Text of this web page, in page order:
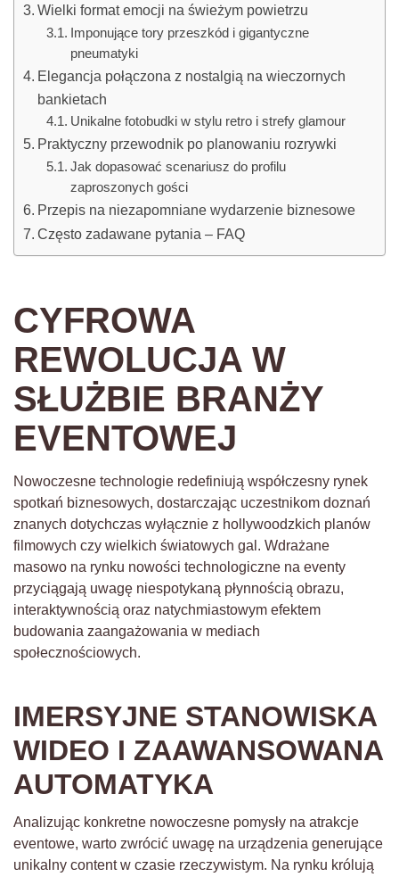
Wielki format emocji na świeżym powietrzu
Imponujące tory przeszkód i gigantyczne
pneumatyki
Elegancja połączona z nostalgią na wieczornych
bankietach
Unikalne fotobudki w stylu retro i strefy glamour
Praktyczny przewodnik po planowaniu rozrywki
Jak dopasować scenariusz do profilu
zaproszonych gości
Przepis na niezapomniane wydarzenie biznesowe
Często zadawane pytania – FAQ
CYFROWA
REWOLUCJA W
SŁUŻBIE BRANŻY
EVENTOWEJ
Nowoczesne technologie redefiniują współczesny rynek
spotkań biznesowych, dostarczając uczestnikom doznań
znanych dotychczas wyłącznie z hollywoodzkich planów
filmowych czy wielkich światowych gal. Wdrażane
masowo na rynku nowości technologiczne na eventy
przyciągają uwagę niespotykaną płynnością obrazu,
interaktywnością oraz natychmiastowym efektem
budowania zaangażowania w mediach
społecznościowych.
IMERSYJNE STANOWISKA
WIDEO I ZAAWANSOWANA
AUTOMATYKA
Analizując konkretne nowoczesne pomysły na atrakcje
eventowe, warto zwrócić uwagę na urządzenia generujące
unikalny content w czasie rzeczywistym. Na rynku królują